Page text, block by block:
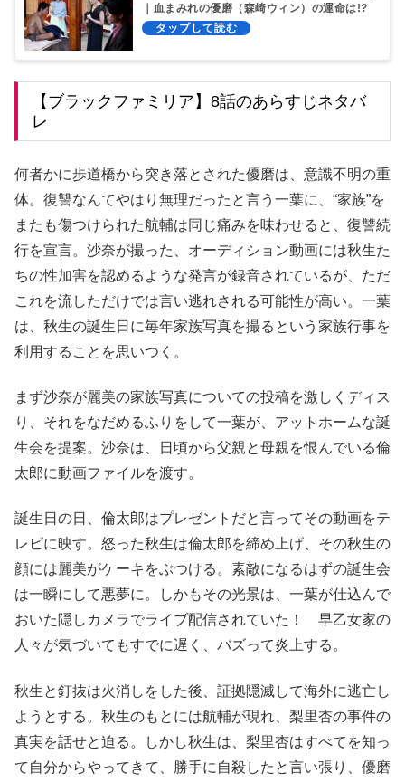
｜血まみれの優磨（森崎ウィン）の運命は!?
【ブラックファミリア】8話のあらすじネタバ
レ
何者かに歩道橋から突き落とされた優磨は、意識不明の重
体。復讐なんてやはり無理だったと言う一葉に、“家族”を
またも傷つけられた航輔は同じ痛みを味わせると、復讐続
行を宣言。沙奈が撮った、オーディション動画には秋生た
ちの性加害を認めるような発言が録音されているが、ただ
これを流しただけでは言い逃れされる可能性が高い。一葉
は、秋生の誕生日に毎年家族写真を撮るという家族行事を
利用することを思いつく。
まず沙奈が麗美の家族写真についての投稿を激しくディス
り、それをなだめるふりをして一葉が、アットホームな誕
生会を提案。沙奈は、日頃から父親と母親を恨んでいる倫
太郎に動画ファイルを渡す。
誕生日の日、倫太郎はプレゼントだと言ってその動画をテ
レビに映す。怒った秋生は倫太郎を締め上げ、その秋生の
顔には麗美がケーキをぶつける。素敵になるはずの誕生会
は一瞬にして悪夢に。しかもその光景は、一葉が仕込んで
おいた隠しカメラでライブ配信されていた！ 早乙女家の
人々が気づいてもすでに遅く、バズって炎上する。
秋生と釘抜は火消しをした後、証拠隠滅して海外に逃亡し
ようとする。秋生のもとには航輔が現れ、梨里杏の事件の
真実を話せと迫る。しかし秋生は、梨里杏はすべてを知っ
て自分からやってきて、勝手に自殺したと言い張り、優磨